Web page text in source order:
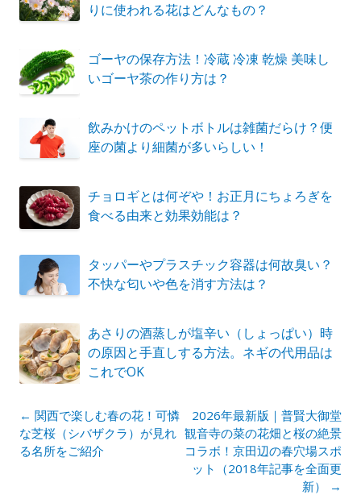
りに使われる花はどんなもの？
ゴーヤの保存方法！冷蔵 冷凍 乾燥 美味し
いゴーヤ茶の作り方は？
飲みかけのペットボトルは雑菌だらけ？便
座の菌より細菌が多いらしい！
チョロギとは何ぞや！お正月にちょろぎを
食べる由来と効果効能は？
タッパーやプラスチック容器は何故臭い？
不快な匂いや色を消す方法は？
あさりの酒蒸しが塩辛い（しょっぱい）時
の原因と手直しする方法。ネギの代用品は
これでOK
投
稿
ナ
← 関西で楽しむ春の花！可憐
な芝桜（シバザクラ）が見れ
る名所をご紹介
2026年最新版｜普賢大御堂
観音寺の菜の花畑と桜の絶景
コラボ！京田辺の春穴場スポ
ット（2018年記事を全面更
新）
→